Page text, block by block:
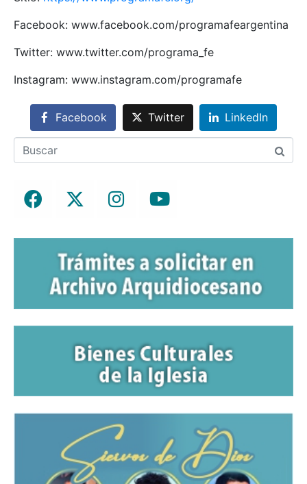
Facebook: www.facebook.com/programafeargentina
Twitter: www.twitter.com/programa_fe
Instagram: www.instagram.com/programafe
Facebook Twitter LinkedIn